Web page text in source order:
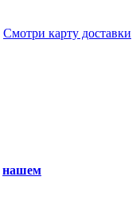
Смотри карту доставки
нашем